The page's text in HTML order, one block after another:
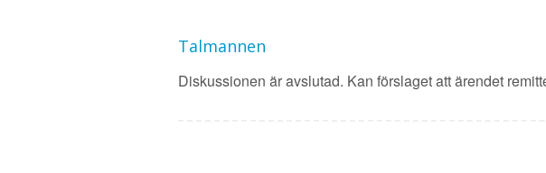
Talmannen
Diskussionen är avslutad. Kan förslaget att ärendet